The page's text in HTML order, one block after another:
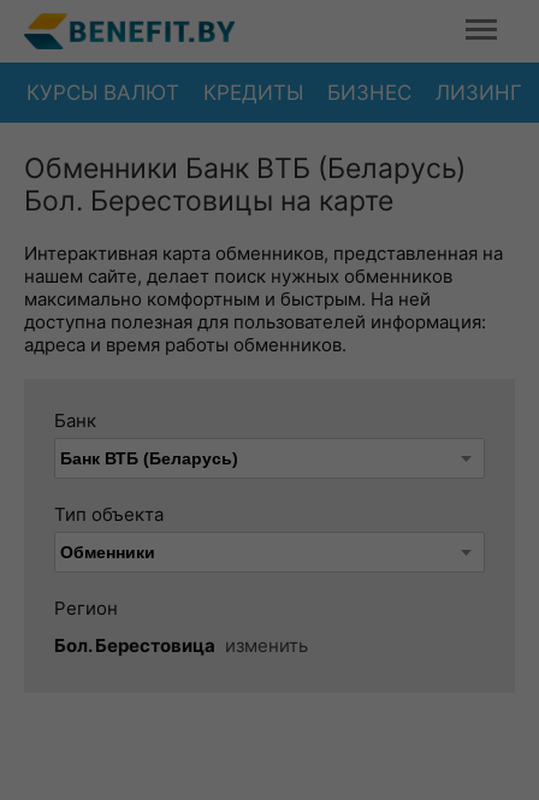
КУРСЫ ВАЛЮТ КРЕДИТЫ БИЗНЕС ЛИЗИНГ
Обменники Банк ВТБ (Беларусь)
Бол. Берестовицы на карте
Интерактивная карта обменников, представленная на
нашем сайте, делает поиск нужных обменников
максимально комфортным и быстрым. На ней
доступна полезная для пользователей информация:
адреса и время работы обменников.
Банк
Тип объекта
Регион
Бол. Берестовица изменить